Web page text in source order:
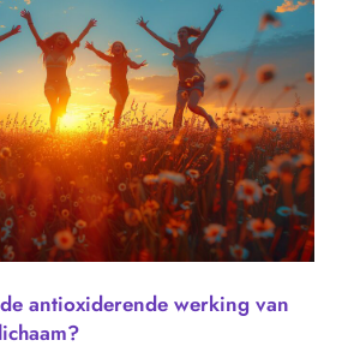
antioxiderende werking van